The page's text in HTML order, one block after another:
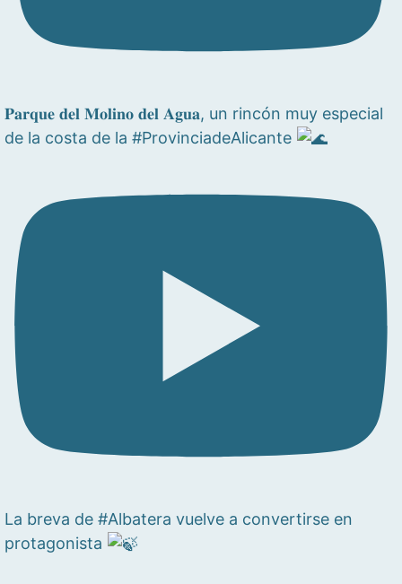
𝐏𝐚𝐫𝐪𝐮𝐞 𝐝𝐞𝐥 𝐌𝐨𝐥𝐢𝐧𝐨 𝐝𝐞𝐥 𝐀𝐠𝐮𝐚, un rincón muy especial
de la costa de la #ProvinciadeAlicante
La breva de #Albatera vuelve a convertirse en
protagonista